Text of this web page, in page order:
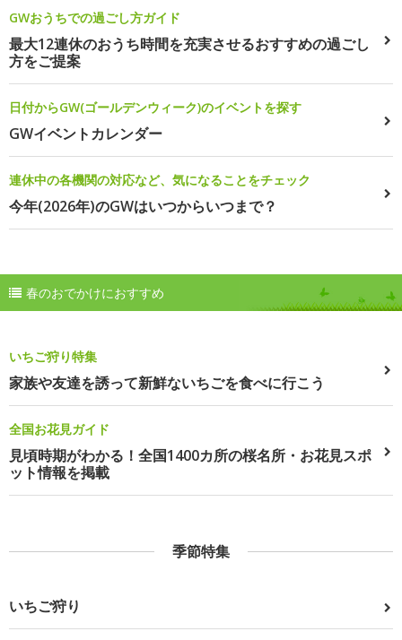
GWおうちでの過ごし方ガイド
最大12連休のおうち時間を充実させるおすすめの過ごし
方をご提案
日付からGW(ゴールデンウィーク)のイベントを探す
GWイベントカレンダー
連休中の各機関の対応など、気になることをチェック
今年(2026年)のGWはいつからいつまで？
春のおでかけにおすすめ
いちご狩り特集
家族や友達を誘って新鮮ないちごを食べに行こう
全国お花見ガイド
見頃時期がわかる！全国1400カ所の桜名所・お花見スポ
ット情報を掲載
季節特集
いちご狩り